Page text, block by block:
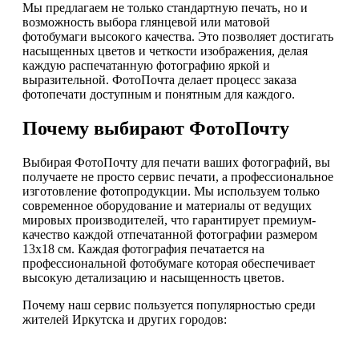
Мы предлагаем не только стандартную печать, но и
возможность выбора глянцевой или матовой
фотобумаги высокого качества. Это позволяет достигать
насыщенных цветов и четкости изображения, делая
каждую распечатанную фотографию яркой и
выразительной. ФотоПочта делает процесс заказа
фотопечати доступным и понятным для каждого.
Почему выбирают ФотоПочту
Выбирая ФотоПочту для печати ваших фотографий, вы
получаете не просто сервис печати, а профессиональное
изготовление фотопродукции. Мы используем только
современное оборудование и материалы от ведущих
мировых производителей, что гарантирует премиум-
качество каждой отпечатанной фотографии размером
13х18 см. Каждая фотография печатается на
профессиональной фотобумаге которая обеспечивает
высокую детализацию и насыщенность цветов.
Почему наш сервис пользуется популярностью среди
жителей Иркутска и других городов: